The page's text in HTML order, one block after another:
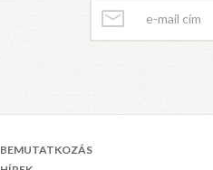
BEMUTATKOZÁS